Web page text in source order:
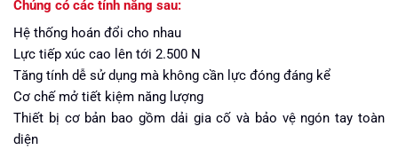
Chúng có các tính năng sau:
Hệ thống hoán đổi cho nhau
Lực tiếp xúc cao lên tới 2.500 N
Tăng tính dễ sử dụng mà không cần lực đóng đáng kể
Cơ chế mở tiết kiệm năng lượng
Thiết bị cơ bản bao gồm dải gia cố và bảo vệ ngón tay toàn
diện